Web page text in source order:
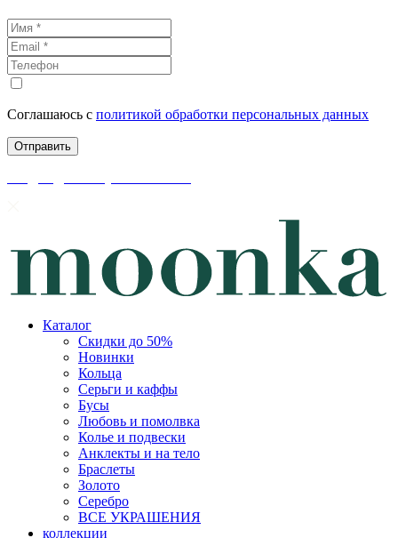
Соглашаюсь с политикой обработки персональных данных
Каталог
Скидки до 50%
Новинки
Кольца
Серьги и каффы
Бусы
Любовь и помолвка
Колье и подвески
Анклекты и на тело
Браслеты
Золото
Серебро
ВСЕ УКРАШЕНИЯ
коллекции